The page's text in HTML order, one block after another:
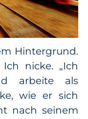
Hintergrund.
Ich nicke. „Ich
arbeite als
wie er sich
nach seinem